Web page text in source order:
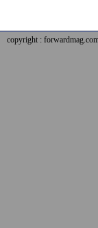
copyright :